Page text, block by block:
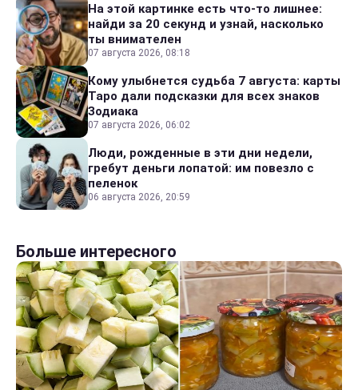
На этой картинке есть что-то лишнее:
найди за 20 секунд и узнай, насколько
ты внимателен
07 августа 2026, 08:18
Кому улыбнется судьба 7 августа: карты
Таро дали подсказки для всех знаков
Зодиака
07 августа 2026, 06:02
Люди, рожденные в эти дни недели,
гребут деньги лопатой: им повезло с
пеленок
06 августа 2026, 20:59
Больше интересного